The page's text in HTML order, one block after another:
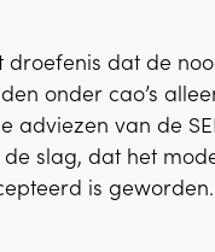
droefenis dat de
onder cao’s
adviezen van de
slag, dat het
is geworden.